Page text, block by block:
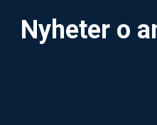
Nyheter o